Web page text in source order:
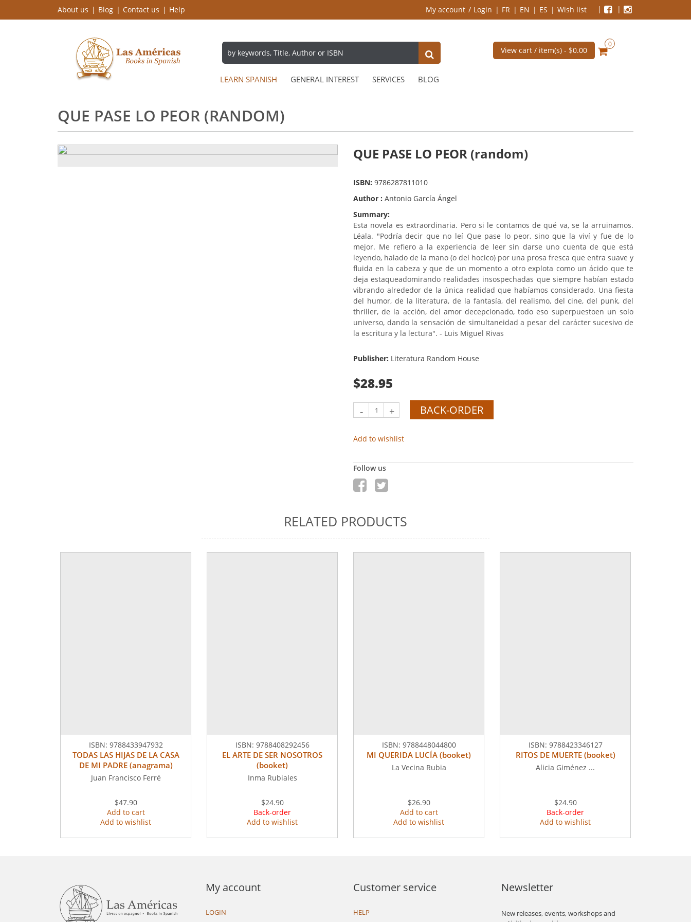
About us Blog Contact us Help My account Login FR EN ES Wish list
View cart / item(s) - $0.00
0
LEARN SPANISH GENERAL INTEREST SERVICES BLOG
QUE PASE LO PEOR (RANDOM)
QUE PASE LO PEOR (random)
ISBN: 9786287811010
Author : Antonio García Ángel
Summary:
Esta novela es extraordinaria. Pero si le contamos de qué va, se la arruinamos.
Léala. "Podría decir que no leí Que pase lo peor, sino que la viví y fue de lo
mejor. Me refiero a la experiencia de leer sin darse uno cuenta de que está
leyendo, halado de la mano (o del hocico) por una prosa fresca que entra suave y
fluida en la cabeza y que de un momento a otro explota como un ácido que te
deja estaqueadomirando realidades insospechadas que siempre habían estado
vibrando alrededor de la única realidad que habíamos considerado. Una fiesta
del humor, de la literatura, de la fantasía, del realismo, del cine, del punk, del
thriller, de la acción, del amor decepcionado, todo eso superpuestoen un solo
universo, dando la sensación de simultaneidad a pesar del carácter sucesivo de
la escritura y la lectura". - Luis Miguel Rivas
Publisher: Literatura Random House
$28.95
- + BACK-ORDER
Add to wishlist
Follow us
RELATED PRODUCTS
ISBN: 9788433947932
TODAS LAS HIJAS DE LA CASA
DE MI PADRE (anagrama)
Juan Francisco Ferré
$47.90
Add to cart
Add to wishlist
ISBN: 9788408292456
EL ARTE DE SER NOSOTROS
(booket)
Inma Rubiales
$24.90
Back-order
Add to wishlist
ISBN: 9788448044800
MI QUERIDA LUCÍA (booket)
La Vecina Rubia
$26.90
Add to cart
Add to wishlist
ISBN: 9788423346127
RITOS DE MUERTE (booket)
Alicia Giménez ...
$24.90
Back-order
Add to wishlist
My account
LOGIN
Customer service
HELP
Newsletter
New releases, events, workshops and